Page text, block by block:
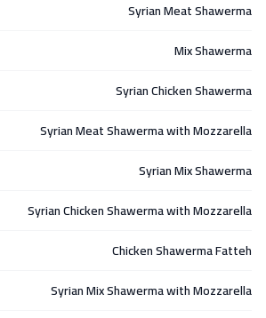
Syrian Meat Shawerma
Mix Shawerma
Syrian Chicken Shawerma
Syrian Meat Shawerma with Mozzarella
Syrian Mix Shawerma
Syrian Chicken Shawerma with Mozzarella
Chicken Shawerma Fatteh
Syrian Mix Shawerma with Mozzarella